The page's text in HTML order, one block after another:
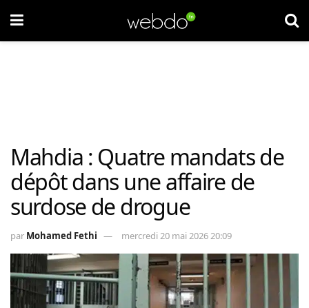
Mahdia : Quatre mandats de
dépôt dans une affaire de
surdose de drogue
par Mohamed Fethi mercredi 20 mai 2026 20:09